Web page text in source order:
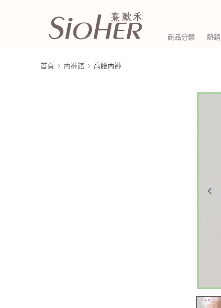
商品分類 熱
首頁 內褲館 高腰內褲